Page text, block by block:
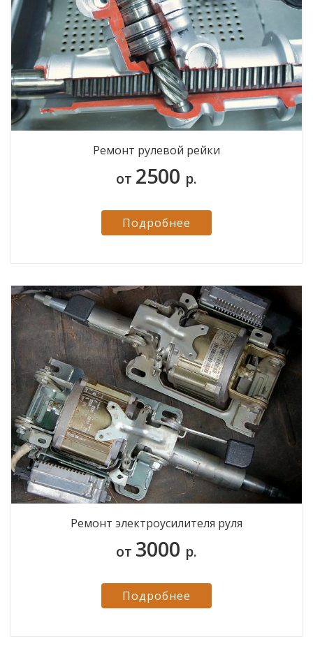
Ремонт рулевой рейки
от 2500 р.
Подробнее
Ремонт электроусилителя руля
от 3000 р.
Подробнее